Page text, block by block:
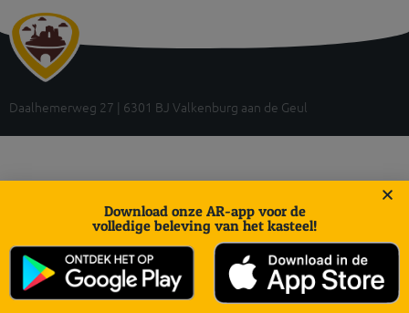
Daalhemerweg 27 | 6301 BJ Valkenburg aan de Geul
Download onze AR-app voor de
volledige beleving van het kasteel!